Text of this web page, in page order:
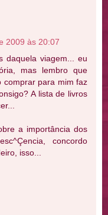
2009 às 20:07
daquela viagem... eu
mas lembro que
comprar para mim faz
A lista de livros
a importância dos
concordo
isso...